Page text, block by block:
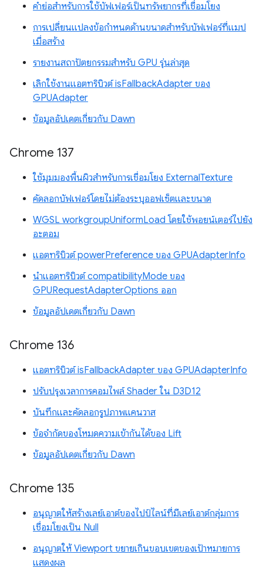
คำย่อสำหรับการใช้บัฟเฟอร์เป็นทรัพยากรที่เชื่อมโยง
การเปลี่ยนแปลงข้อกำหนดด้านขนาดสำหรับบัฟเฟอร์ที่แมป
เมื่อสร้าง
รายงานสถาปัตยกรรมสำหรับ GPU รุ่นล่าสุด
เลิกใช้งานแอตทริบิวต์ isFallbackAdapter ของ
GPUAdapter
ข้อมูลอัปเดตเกี่ยวกับ Dawn
Chrome 137
ใช้มุมมองพื้นผิวสำหรับการเชื่อมโยง ExternalTexture
คัดลอกบัฟเฟอร์โดยไม่ต้องระบุออฟเซ็ตและขนาด
WGSL workgroupUniformLoad โดยใช้พอยน์เตอร์ไปยัง
อะตอม
แอตทริบิวต์ powerPreference ของ GPUAdapterInfo
นำแอตทริบิวต์ compatibilityMode ของ
GPURequestAdapterOptions ออก
ข้อมูลอัปเดตเกี่ยวกับ Dawn
Chrome 136
แอตทริบิวต์ isFallbackAdapter ของ GPUAdapterInfo
ปรับปรุงเวลาการคอมไพล์ Shader ใน D3D12
บันทึกและคัดลอกรูปภาพแคนวาส
ข้อจำกัดของโหมดความเข้ากันได้ของ Lift
ข้อมูลอัปเดตเกี่ยวกับ Dawn
Chrome 135
อนุญาตให้สร้างเลย์เอาต์ของไปป์ไลน์ที่มีเลย์เอาต์กลุ่มการ
เชื่อมโยงเป็น Null
อนุญาตให้ Viewport ขยายเกินขอบเขตของเป้าหมายการ
แสดงผล